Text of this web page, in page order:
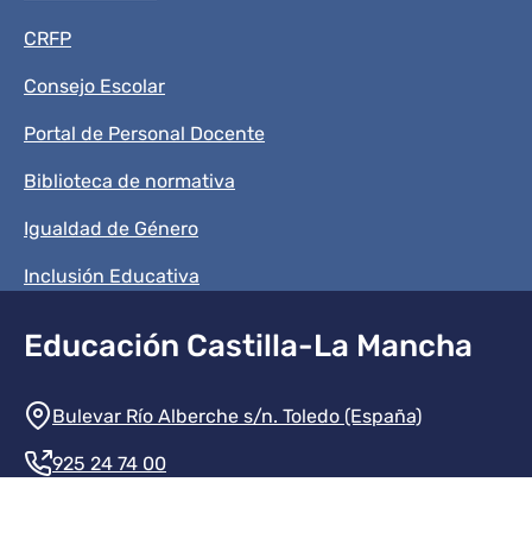
CRFP
Consejo Escolar
Portal de Personal Docente
Biblioteca de normativa
Igualdad de Género
Inclusión Educativa
Educación Castilla-La Mancha
Información de la institución
Bulevar Río Alberche s/n. Toledo (España)
925 24 74 00